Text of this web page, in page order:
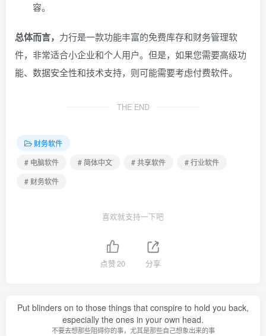
容。
总体而言， 力行是一款功能丰富的免费库存和财务管理软
件，非常适合小企业和个人用户。但是，如果您需要高级功
能、数据安全性和技术支持，则可能需要考虑付费软件。
THE END
财务软件
# 电脑软件
# 简体中文 # 共享软件
# 行业软件
# 财务软件
喜欢就支持一下吧
点赞20 分享
Put blinders on to those things that conspire to hold you back,
especially the ones in your own head.
不要去想那些阻碍你的事，尤其是那些自己想象出来的事